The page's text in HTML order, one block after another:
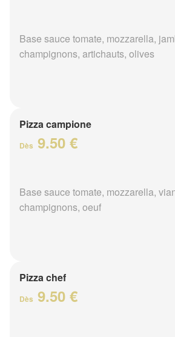
Base sauce tomate, mozzarella,
champignons, artichauts, olives
Pizza campione
Dès 9.50 €
Base sauce tomate, mozzarella,
champignons, oeuf
Pizza chef
Dès 9.50 €